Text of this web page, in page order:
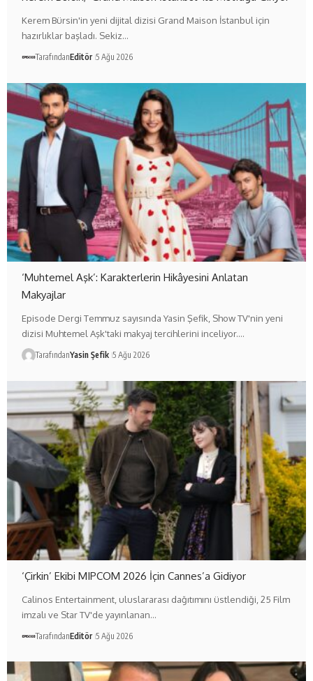
Kerem Bürsin'in yeni dijital dizisi Grand Maison İstanbul için
hazırlıklar başladı. Sekiz…
TarafındanEditör 5 Ağu 2026
‘Muhtemel Aşk’: Karakterlerin Hikâyesini Anlatan
Makyajlar
Episode Dergi Temmuz sayısında Yasin Şefik, Show TV'nin yeni
dizisi Muhtemel Aşk'taki makyaj tercihlerini inceliyor.…
TarafındanYasin Şefik 5 Ağu 2026
‘Çirkin’ Ekibi MIPCOM 2026 İçin Cannes’a Gidiyor
Calinos Entertainment, uluslararası dağıtımını üstlendiği, 25 Film
imzalı ve Star TV'de yayınlanan…
TarafındanEditör 5 Ağu 2026